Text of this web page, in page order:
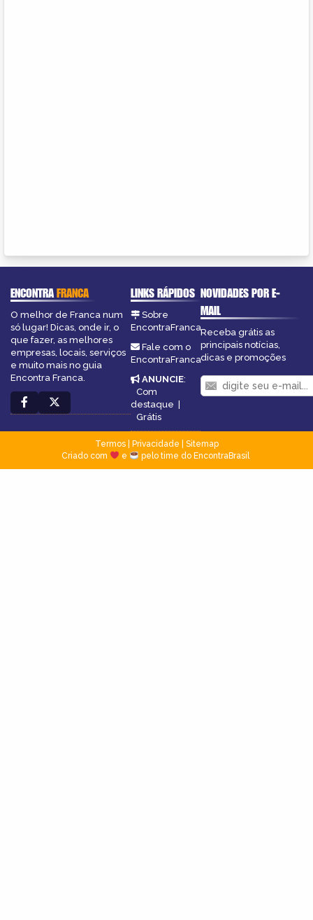
ENCONTRAFRANCA
O melhor de Franca num
só lugar! Dicas, onde ir, o
que fazer, as melhores
empresas, locais, serviços
e muito mais no guia
Encontra Franca.
LINKS RÁPIDOS
Sobre
EncontraFranca
Fale com o
EncontraFranca
ANUNCIE:
Com
destaque
Grátis
NOVIDADES POR E-
MAIL
Receba grátis as
principais notícias,
dicas e promoções
Termos| Privacidade
Sitemap
Criado com
e pelo time do EncontraBrasil